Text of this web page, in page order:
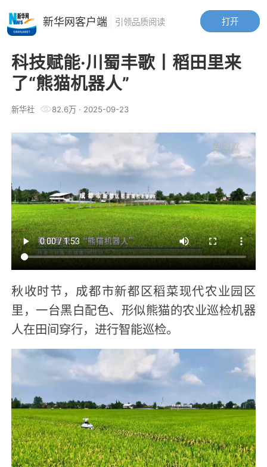
科技赋能·川蜀丰歌丨稻田里来
了“熊猫机器人”
新华社 82.6万· 2025-09-23
秋收时节，成都市新都区稻菜现代农业园区
里，一台黑白配色、形似熊猫的农业巡检机器
人在田间穿行，进行智能巡检。
打开
新华网客户端 引领品质阅读